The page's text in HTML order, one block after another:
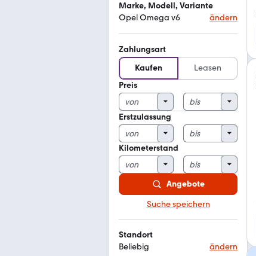
Marke, Modell, Variante
Opel Omega v6
ändern
Zahlungsart
Kaufen
Leasen
Preis
Erstzulassung
Kilometerstand
Angebote
Suche speichern
Standort
Beliebig
ändern